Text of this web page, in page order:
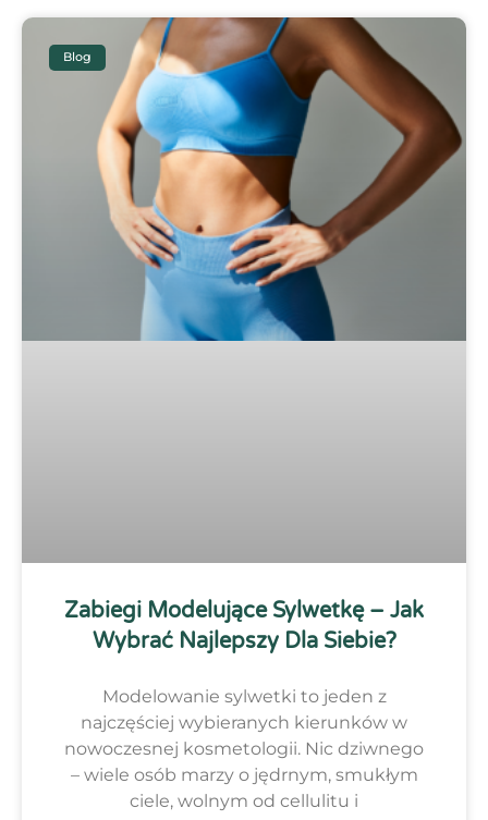
Blog
Zabiegi Modelujące Sylwetkę – Jak
Wybrać Najlepszy Dla Siebie?
Modelowanie sylwetki to jeden z
najczęściej wybieranych kierunków w
nowoczesnej kosmetologii. Nic dziwnego
– wiele osób marzy o jędrnym, smukłym
ciele, wolnym od cellulitu i